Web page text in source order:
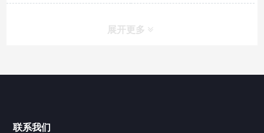
展开更多
联系我们